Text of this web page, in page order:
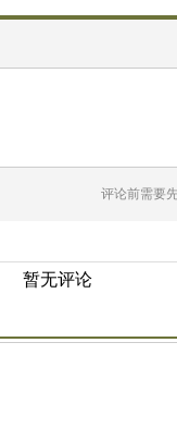
评论前需要
暂无评论